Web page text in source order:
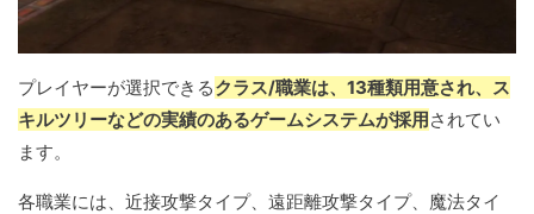
プレイヤーが選択できるクラス/職業は、13種類用意され、ス
キルツリーなどの実績のあるゲームシステムが採用されてい
ます。
各職業には、近接攻撃タイプ、遠距離攻撃タイプ、魔法タイ